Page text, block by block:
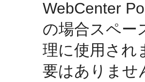
WebCenter
の場合スペー
理に使用され
要はありませ